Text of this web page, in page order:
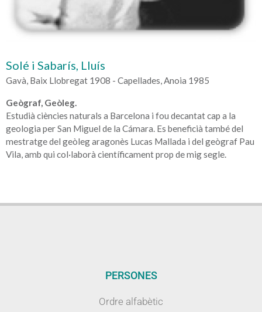
Solé i Sabarís, Lluís
Gavà, Baix Llobregat 1908 - Capellades, Anoia 1985
Geògraf, Geòleg.
Estudià ciències naturals a Barcelona i fou decantat cap a la
geologia per San Miguel de la Cámara. Es beneficià també del
mestratge del geòleg aragonès Lucas Mallada i del geògraf Pau
Vila, amb qui col·laborà científicament prop de mig segle.
PERSONES
Ordre alfabètic